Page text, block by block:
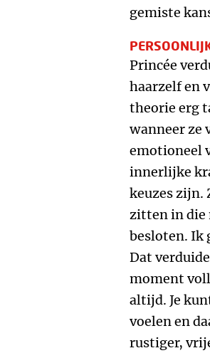
gemiste
Princée
haarzelf en
theorie erg
wanneer ze
emotioneel
innerlijke
keuzes zijn.
zitten in die
besloten. Ik
Dat
moment
altijd. Je
voelen en
rustiger,